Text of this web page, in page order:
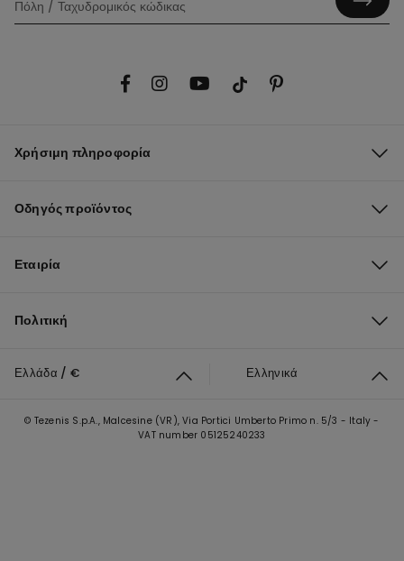
Χρήσιμη πληροφορία
Οδηγός προϊόντος
Εταιρία
Πολιτική
Ελλάδα / € Ελληνικά
© Tezenis S.p.A., Malcesine (VR), Via Portici Umberto Primo n. 5/3 - Italy -
VAT number 05125240233